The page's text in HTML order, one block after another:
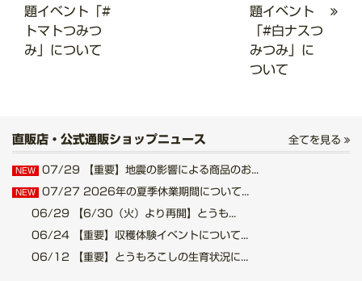
題イベント「#
トマトつみつ
み」について
題イベント
「#白ナスつ
みつみ」に
ついて
直販店・公式通販ショップニュース 全てを見る
NEW 07/29 【重要】地震の影響による商品のお...
NEW 07/27 2026年の夏季休業期間について...
06/29 【6/30（火）より再開】とうも...
06/24 【重要】収穫体験イベントについて...
06/12 【重要】とうもろこしの生育状況に...